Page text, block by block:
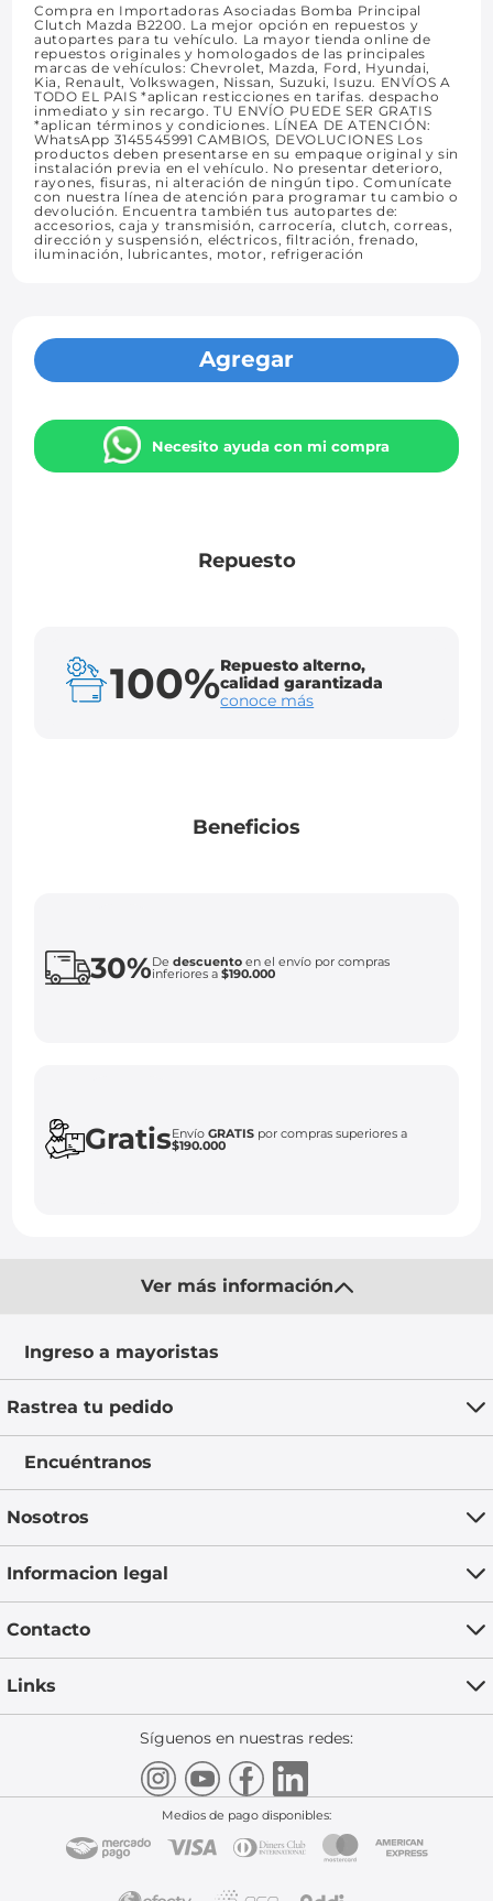
Compra en Importadoras Asociadas Bomba Principal
Clutch Mazda B2200. La mejor opción en repuestos y
autopartes para tu vehículo. La mayor tienda online de
repuestos originales y homologados de las principales
marcas de vehículos: Chevrolet, Mazda, Ford, Hyundai,
Kia, Renault, Volkswagen, Nissan, Suzuki, Isuzu. ENVÍOS A
TODO EL PAIS *aplican resticciones en tarifas. despacho
inmediato y sin recargo. TU ENVÍO PUEDE SER GRATIS
*aplican términos y condiciones. LÍNEA DE ATENCIÓN:
WhatsApp 3145545991 CAMBIOS, DEVOLUCIONES Los
productos deben presentarse en su empaque original y sin
instalación previa en el vehículo. No presentar deterioro,
rayones, fisuras, ni alteración de ningún tipo. Comunícate
con nuestra línea de atención para programar tu cambio o
devolución. Encuentra también tus autopartes de:
accesorios, caja y transmisión, carrocería, clutch, correas,
dirección y suspensión, eléctricos, filtración, frenado,
iluminación, lubricantes, motor, refrigeración
Agregar
Necesito ayuda con mi compra
Repuesto
100%Repuesto alterno,
calidad garantizada
conoce más
Beneficios
30%Dedescuento en el envío por compras
inferiores a$190.000
GratisEnvíoGRATIS por compras superiores a
$190.000
Ver más información
Ingreso a mayoristas
Rastrea tu pedido
Encuéntranos
Nosotros
Informacion legal
Contacto
Links
Síguenos en nuestras redes:
Medios de pago disponibles: